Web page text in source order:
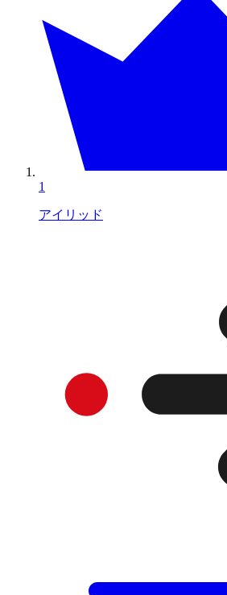
1
アイリッド